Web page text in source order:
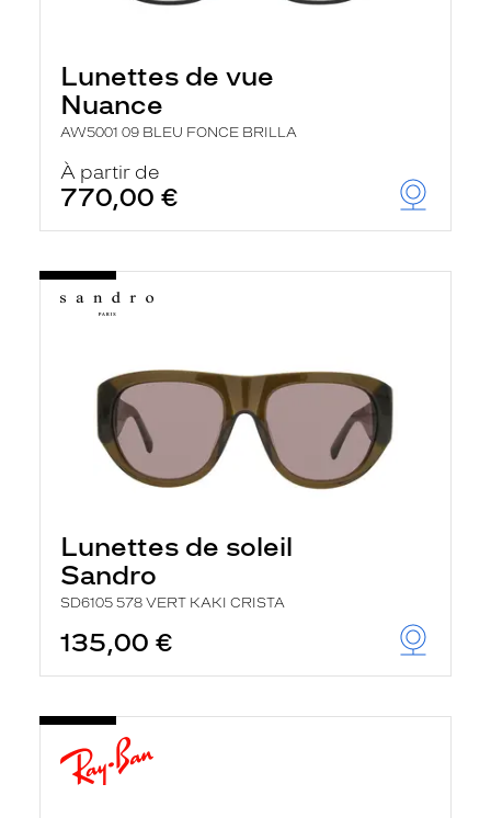
Lunettes de vue
Nuance
AW5001 09 BLEU FONCE BRILLA
À partir de
770,00 €
Lunettes de soleil
Sandro
SD6105 578 VERT KAKI CRISTA
135,00 €